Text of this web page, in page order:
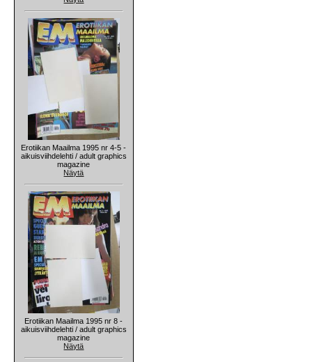
Erotiikan Maailma 1995 nr 4-5 -
aikuisviihdelehti / adult graphics
magazine
Näytä
Erotiikan Maailma 1995 nr 8 -
aikuisviihdelehti / adult graphics
magazine
Näytä